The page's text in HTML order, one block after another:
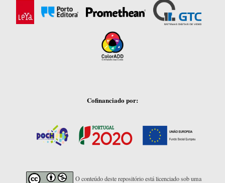
Cofinanciado por:
O conteúdo deste repositório está licenciado sob uma